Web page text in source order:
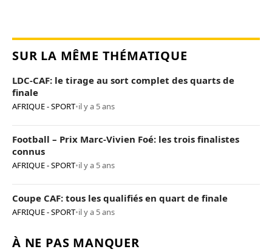
SUR LA MÊME THÉMATIQUE
LDC-CAF: le tirage au sort complet des quarts de
finale
AFRIQUE - SPORT•il y a 5 ans
Football – Prix Marc-Vivien Foé: les trois finalistes
connus
AFRIQUE - SPORT•il y a 5 ans
Coupe CAF: tous les qualifiés en quart de finale
AFRIQUE - SPORT•il y a 5 ans
À NE PAS MANQUER